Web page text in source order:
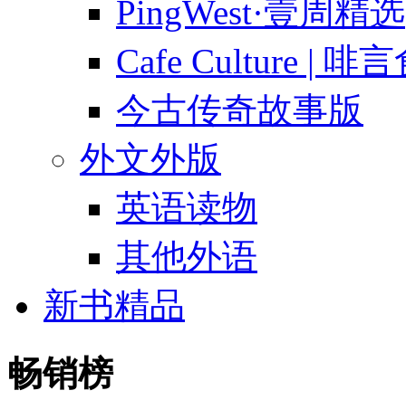
PingWest·壹周精选
Cafe Culture | 啡
今古传奇故事版
外文外版
英语读物
其他外语
新书精品
畅销榜